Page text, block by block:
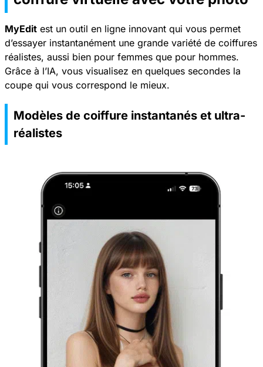
MyEdit est un outil en ligne innovant qui vous permet
d’essayer instantanément une grande variété de coiffures
réalistes, aussi bien pour femmes que pour hommes.
Grâce à l’IA, vous visualisez en quelques secondes la
coupe qui vous correspond le mieux.
Modèles de coiffure instantanés et ultra-
réalistes